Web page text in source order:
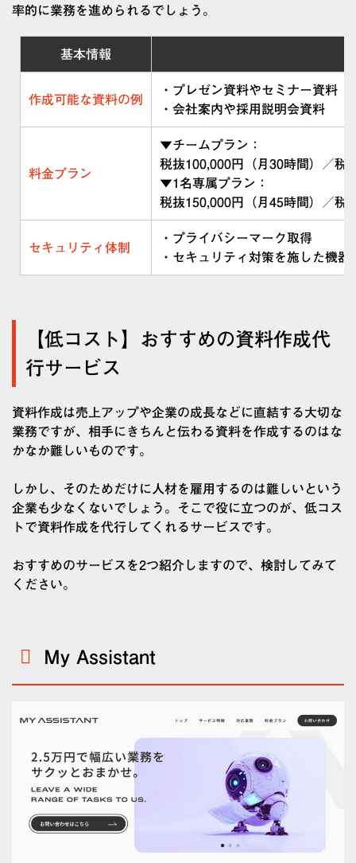
率的に業務を進められるでしょう。
基本情報
作成可能な資料の例
・プレゼン資料やセミナー資料
・会社案内や採用説明会資料
料金プラン
▼チームプラン：
税抜100,000円（月30時間）／税
▼1名専属プラン：
税抜150,000円（月45時間）／税
セキュリティ体制
・プライバシーマーク取得
・セキュリティ対策を施した機器
【低コスト】おすすめの資料作成代
行サービス
資料作成は売上アップや企業の成長などに直結する大切な
業務ですが、相手にきちんと伝わる資料を作成するのはな
かなか難しいものです。
しかし、そのためだけに人材を雇用するのは難しいという
企業も少なくないでしょう。そこで役に立つのが、低コス
トで資料作成を代行してくれるサービスです。
おすすめのサービスを2つ紹介しますので、検討してみて
ください。
My Assistant